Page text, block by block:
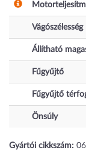
Vágószélesség
Állítható
Fűgyűjtő
Fűgyűjtő
Önsúly
Gyártói cikkszám: